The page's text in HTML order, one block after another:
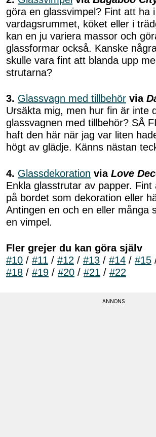
göra en glassvimpel? Fint att ha
vardagsrummet, köket eller i
kan en ju variera massor och
glassformar också. Kanske
skulle vara fint att blanda upp
strutarna?
3. Glassvagn med tillbehör via
Ursäkta mig, men hur fin är inte
glassvagnen med tillbehör? SÅ
haft den här när jag var liten
högt av glädje. Känns nästan
4. Glassdekoration via Love
Enkla glasstrutar av papper. Fint
på bordet som dekoration eller
Antingen en och en eller många
en vimpel.
Fler grejer du kan göra själv
#10 / #11 / #12 / #13 / #14 / #15
#18 / #19 / #20 / #21 / #22